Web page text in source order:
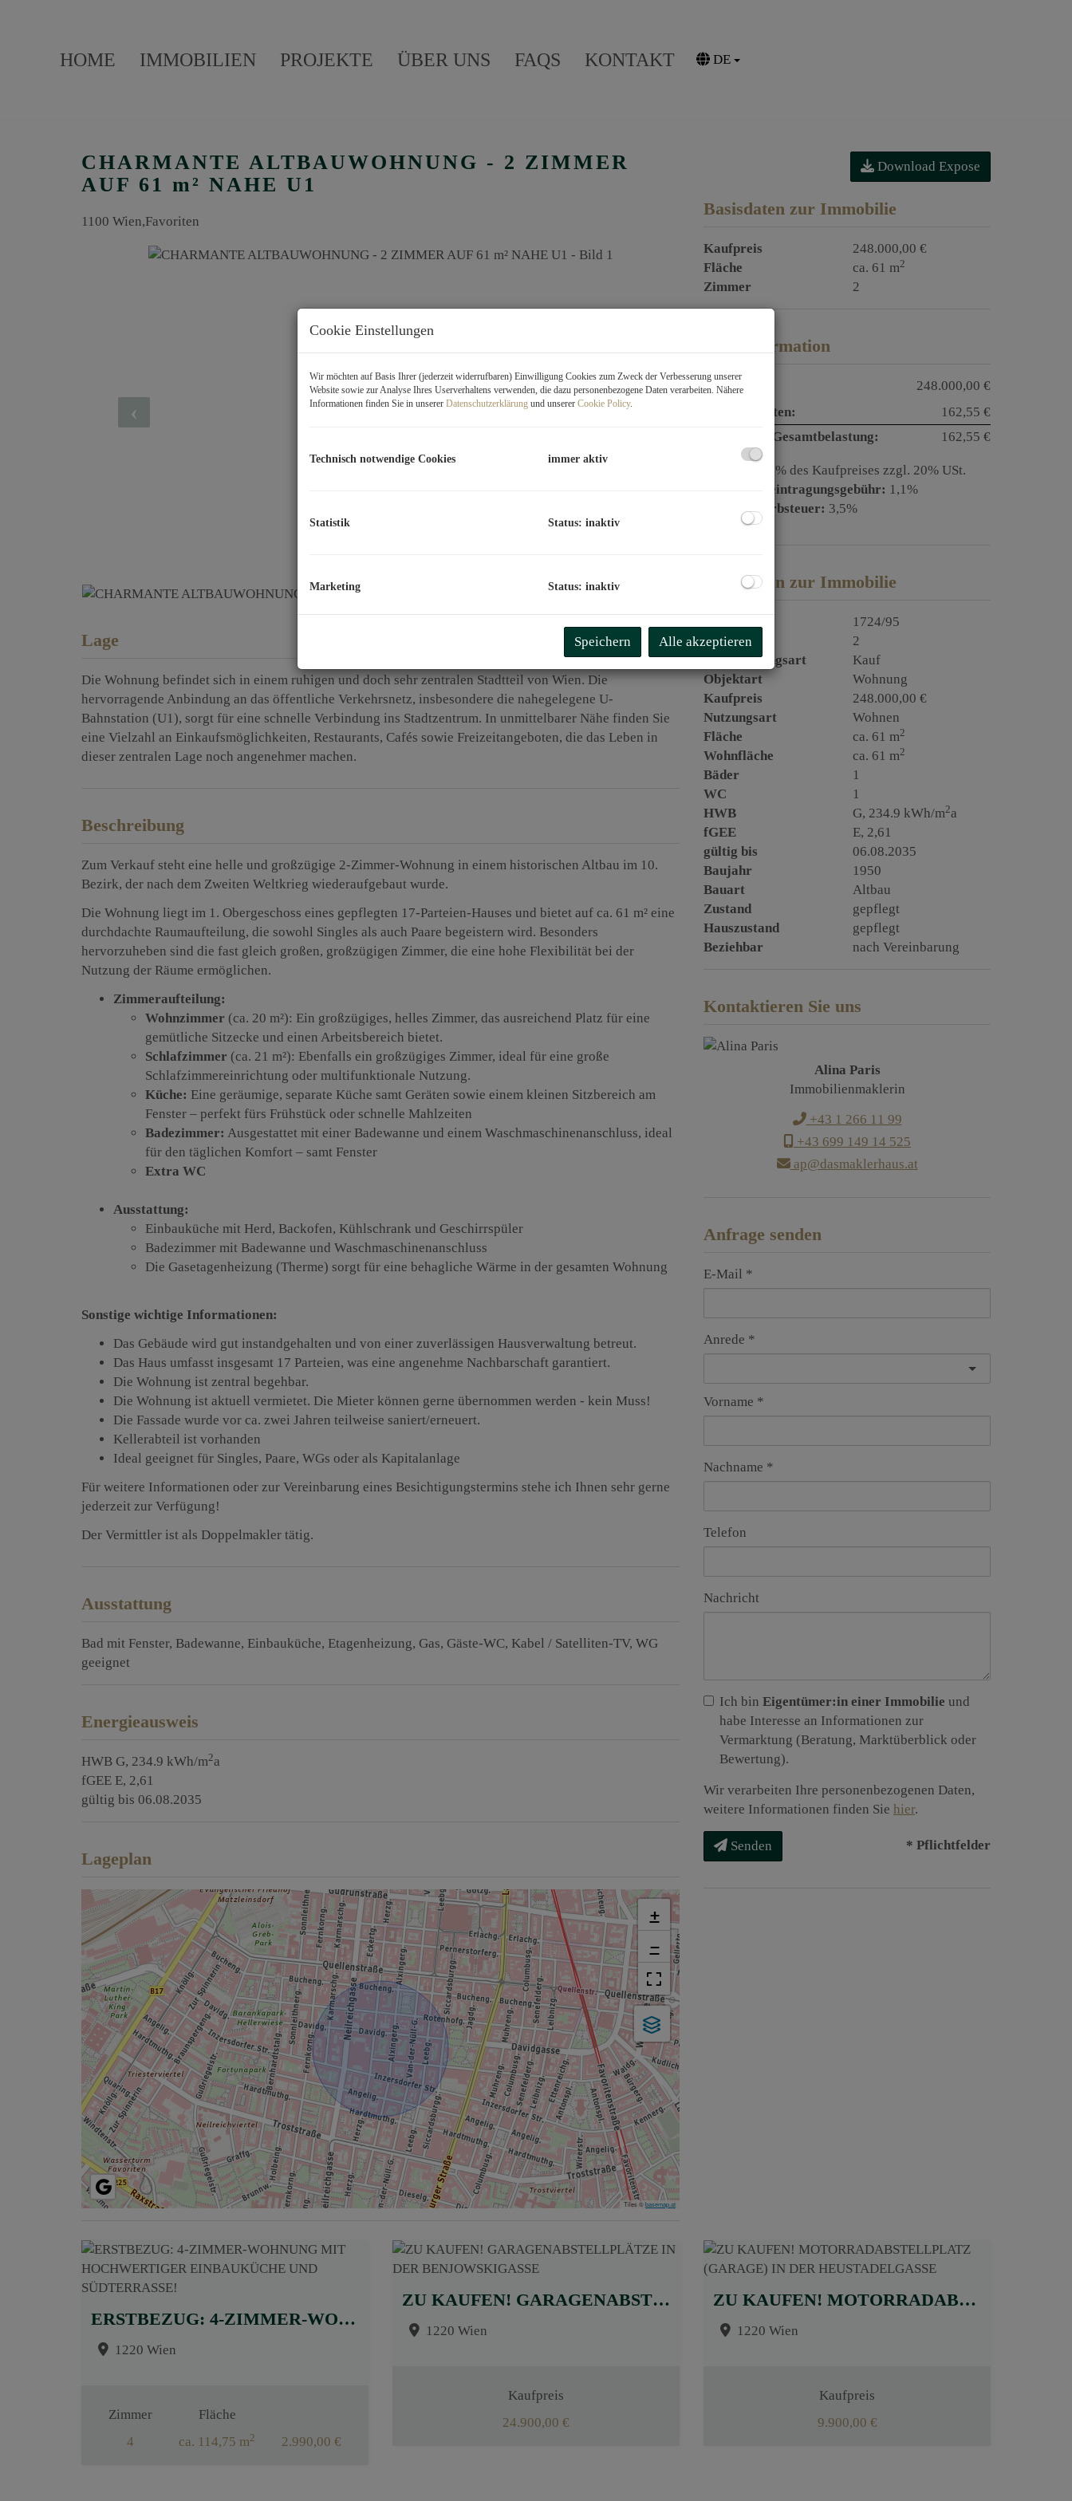
HOME IMMOBILIEN PROJEKTE ÜBER UNS FAQS KONTAKT DE
CHARMANTE ALTBAUWOHNUNG - 2 ZIMMER
AUF 61 m² NAHE U1
1100 Wien,Favoriten
Lage
Die Wohnung befindet sich in einem ruhigen und doch sehr zentralen Stadtteil von Wien. Die
hervorragende Anbindung an das öffentliche Verkehrsnetz, insbesondere die nahegelegene U-
Bahnstation (U1), sorgt für eine schnelle Verbindung ins Stadtzentrum. In unmittelbarer Nähe finden Sie
eine Vielzahl an Einkaufsmöglichkeiten, Restaurants, Cafés sowie Freizeitangeboten, die das Leben in
dieser zentralen Lage noch angenehmer machen.
Beschreibung
Zum Verkauf steht eine helle und großzügige 2-Zimmer-Wohnung in einem historischen Altbau im 10.
Bezirk, der nach dem Zweiten Weltkrieg wiederaufgebaut wurde.
Die Wohnung liegt im 1. Obergeschoss eines gepflegten 17-Parteien-Hauses und bietet auf ca. 61 m² eine
durchdachte Raumaufteilung, die sowohl Singles als auch Paare begeistern wird. Besonders
hervorzuheben sind die fast gleich großen, großzügigen Zimmer, die eine hohe Flexibilität bei der
Nutzung der Räume ermöglichen.
Zimmeraufteilung:
Wohnzimmer (ca. 20 m²): Ein großzügiges, helles Zimmer, das ausreichend Platz für eine
gemütliche Sitzecke und einen Arbeitsbereich bietet.
Schlafzimmer (ca. 21 m²): Ebenfalls ein großzügiges Zimmer, ideal für eine große
Schlafzimmereinrichtung oder multifunktionale Nutzung.
Küche: Eine geräumige, separate Küche samt Geräten sowie einem kleinen Sitzbereich am
Fenster – perfekt fürs Frühstück oder schnelle Mahlzeiten
Badezimmer: Ausgestattet mit einer Badewanne und einem Waschmaschinenanschluss, ideal
für den täglichen Komfort – samt Fenster
Extra WC
Ausstattung:
Einbauküche mit Herd, Backofen, Kühlschrank und Geschirrspüler
Badezimmer mit Badewanne und Waschmaschinenanschluss
Die Gasetagenheizung (Therme) sorgt für eine behagliche Wärme in der gesamten Wohnung
Sonstige wichtige Informationen:
Das Gebäude wird gut instandgehalten und von einer zuverlässigen Hausverwaltung betreut.
Das Haus umfasst insgesamt 17 Parteien, was eine angenehme Nachbarschaft garantiert.
Die Wohnung ist zentral begehbar.
Die Wohnung ist aktuell vermietet. Die Mieter können gerne übernommen werden - kein Muss!
Die Fassade wurde vor ca. zwei Jahren teilweise saniert/erneuert.
Kellerabteil ist vorhanden
Ideal geeignet für Singles, Paare, WGs oder als Kapitalanlage
Für weitere Informationen oder zur Vereinbarung eines Besichtigungstermins stehe ich Ihnen sehr gerne
jederzeit zur Verfügung!
Der Vermittler ist als Doppelmakler tätig.
Ausstattung
Bad mit Fenster Badewanne Einbauküche Etagenheizung Gas Gäste-WC Kabel / Satelliten-TV WG
geeignet
Energieausweis
HWB G, 234.9 kWh/m2a
fGEE E, 2,61
gültig bis 06.08.2035
Lageplan
+
−
Tiles ©basemap.at
Download Expose
Basisdaten zur Immobilie
Kaufpreis
248.000,00 €
Fläche
ca. 61 m2
Zimmer 2
Preisinformation
Kaufpreis:
248.000,00 €
Betriebskosten:
162,55 €
monatliche Gesamtbelastung:
162,55 €
3% des Kaufpreises zzgl. 20% USt.
Grundbucheintragungsgebühr: 1,1%
Grunderwerbsteuer: 3,5%
Basisdaten zur Immobilie
1724/95
Zimmer
2
Vermarktungsart
Kauf
Objektart
Wohnung
Kaufpreis
248.000,00 €
Nutzungsart
Wohnen
Fläche
ca. 61 m2
Wohnfläche ca. 61 m2
Bäder
1
WC
1
HWB
G, 234.9 kWh/m2a
fGEE
E, 2,61
gültig bis
06.08.2035
Baujahr
1950
Bauart
Altbau
Zustand
gepflegt
Hauszustand
gepflegt
Beziehbar
nach Vereinbarung
Kontaktieren Sie uns
Alina Paris
Immobilienmaklerin
+43 1 266 11 99
+43 699 149 14 525
ap@dasmaklerhaus.at
Anfrage senden
E-Mail
Anrede
Vorname
Nachname
Telefon
Nachricht
Ich bin Eigentümer:in einer Immobilie und
habe Interesse an Informationen zur
Vermarktung (Beratung, Marktüberblick oder
Bewertung).
Wir verarbeiten Ihre personenbezogenen Daten,
weitere Informationen finden Sie hier.
Senden * Pflichtfelder
ERSTBEZUG: 4-ZIMMER-WOHNUNG MIT HOCHWERTIGER EINBAUKÜCHE UND SÜDTERRASSE!
1220 Wien
Zimmer
4
Fläche
ca. 114,75 m2 2.990,00 €
ZU KAUFEN! GARAGENABSTELLPLÄTZE IN DER BENJOWSKIGASSE
1220 Wien
Kaufpreis
24.900,00 €
ZU KAUFEN! MOTORRADABSTELLPLATZ (GARAGE) IN DER HEUSTADELGASSE
1220 Wien
Kaufpreis
9.900,00 €
Cookie Einstellungen
Wir möchten auf Basis Ihrer (jederzeit widerrufbaren) Einwilligung Cookies zum Zweck der Verbesserung unserer
Website sowie zur Analyse Ihres Userverhaltens verwenden, die dazu personenbezogene Daten verarbeiten. Nähere
Informationen finden Sie in unserer Datenschutzerklärung und unserer Cookie Policy.
Technisch notwendige Cookies immer aktiv
Statistik Status: inaktiv
Marketing Status: inaktiv
Speichern Alle akzeptieren